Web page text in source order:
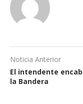
Noticia Anterior
El intendente
la Bandera